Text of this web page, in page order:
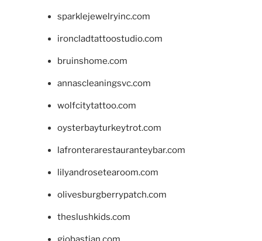
sparklejewelryinc.com
ironcladtattoostudio.com
bruinshome.com
annascleaningsvc.com
wolfcitytattoo.com
oysterbayturkeytrot.com
lafronterarestauranteybar.com
lilyandrosetearoom.com
olivesburgberrypatch.com
theslushkids.com